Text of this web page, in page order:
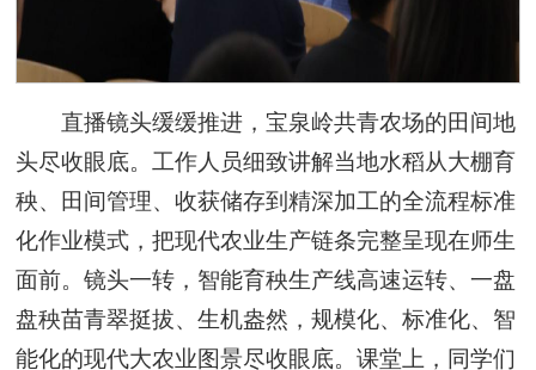
直播镜头缓缓推进，宝泉岭共青农场的田间地
头尽收眼底。工作人员细致讲解当地水稻从大棚育
秧、田间管理、收获储存到精深加工的全流程标准
化作业模式，把现代农业生产链条完整呈现在师生
面前。镜头一转，智能育秧生产线高速运转、一盘
盘秧苗青翠挺拔、生机盎然，规模化、标准化、智
能化的现代大农业图景尽收眼底。课堂上，同学们